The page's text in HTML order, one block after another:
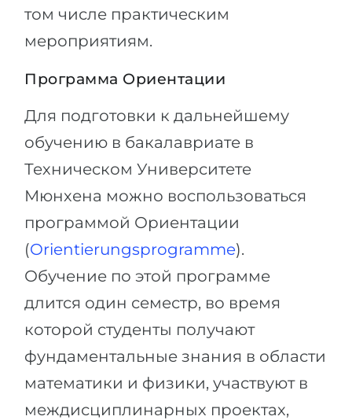
том числе практическим
мероприятиям.
Программа Ориентации
Для подготовки к дальнейшему
обучению в бакалавриате в
Техническом Университете
Мюнхена можно воспользоваться
программой Ориентации
(Orientierungsprogramme).
Обучение по этой программе
длится один семестр, во время
которой студенты получают
фундаментальные знания в области
математики и физики, участвуют в
междисциплинарных проектах,